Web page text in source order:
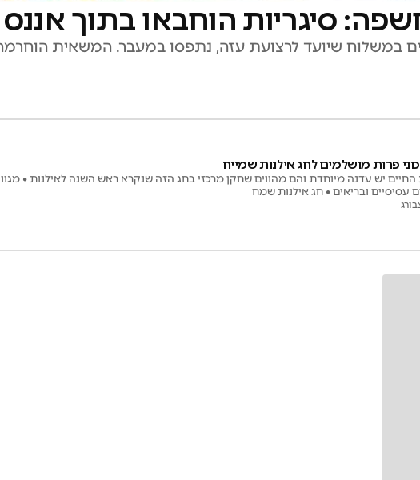
סיגריות הוחבאו בתוך אננס
במשלוח שיועד לרצועת עזה, נתפסו במעבר. המשאית
החיים יש עדנה מיוחדת והם מהווים שחקן מרכזי בחג הזה שנקרא ראש השנה לאילנות • מגוון
עסיסיים ובריאים • חג אילנות שמח